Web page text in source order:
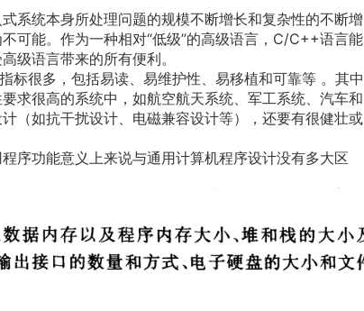
系统本身所处理问题的规模不断增长和复杂性的不断增
可能。作为一种相对“低级”的高级语言，C/C++语言能
级语言带来的所有便利。
标很多，包括易读、易维护性、易移植和可靠等 。其中
求很高的系统中，如航空航天系统、军工系统、汽车和
（如抗干扰设计、电磁兼容设计等），还要有很健壮或
序功能意义上来说与通用计算机程序设计没有多大区